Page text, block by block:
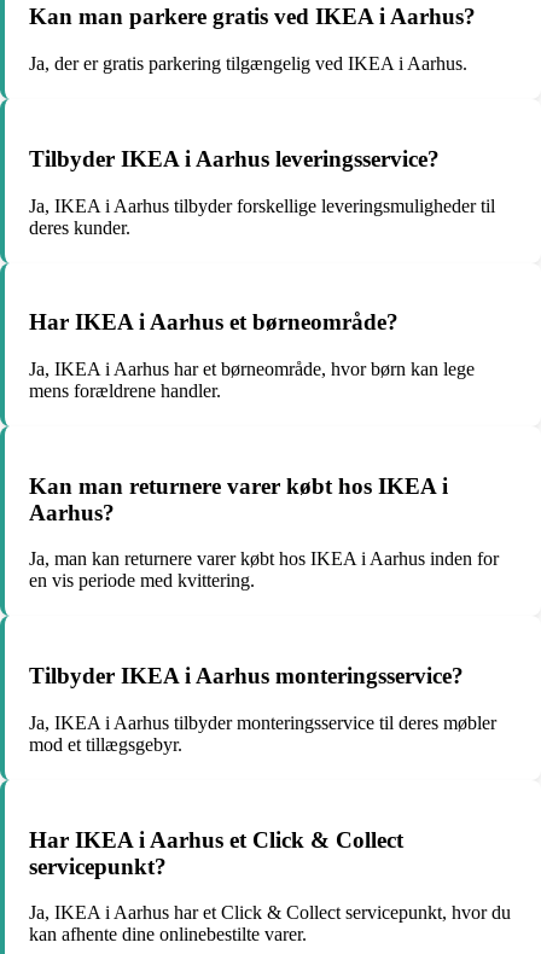
Kan man parkere gratis ved IKEA i Aarhus?
Ja, der er gratis parkering tilgængelig ved IKEA i Aarhus.
Tilbyder IKEA i Aarhus leveringsservice?
Ja, IKEA i Aarhus tilbyder forskellige leveringsmuligheder til
deres kunder.
Har IKEA i Aarhus et børneområde?
Ja, IKEA i Aarhus har et børneområde, hvor børn kan lege
mens forældrene handler.
Kan man returnere varer købt hos IKEA i
Aarhus?
Ja, man kan returnere varer købt hos IKEA i Aarhus inden for
en vis periode med kvittering.
Tilbyder IKEA i Aarhus monteringsservice?
Ja, IKEA i Aarhus tilbyder monteringsservice til deres møbler
mod et tillægsgebyr.
Har IKEA i Aarhus et Click & Collect
servicepunkt?
Ja, IKEA i Aarhus har et Click & Collect servicepunkt, hvor du
kan afhente dine onlinebestilte varer.